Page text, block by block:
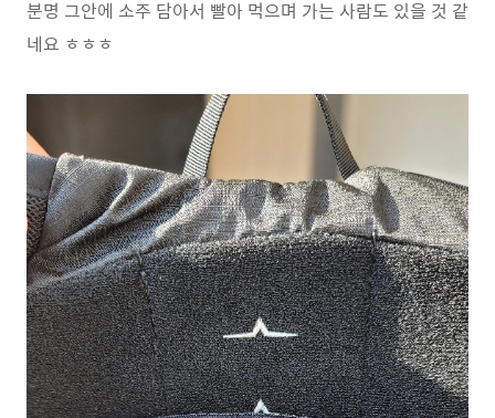
분명 그안에 소주 담아서 빨아 먹으며 가는 사람도 있을 것 같
네요 ㅎㅎㅎ